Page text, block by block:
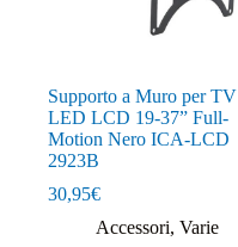
Supporto a Muro per TV
LED LCD 19-37” Full-
Motion Nero ICA-LCD
2923B
30,95€
Accessori, Varie